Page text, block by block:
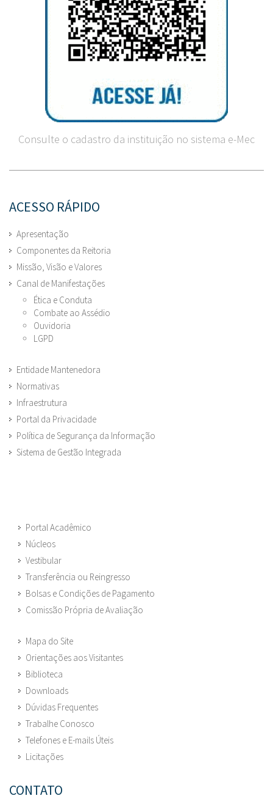
Consulte o cadastro da instituição no sistema e-Mec
ACESSO RÁPIDO
Apresentação
Componentes da Reitoria
Missão, Visão e Valores
Canal de Manifestações
Ética e Conduta
Combate ao Assédio
Ouvidoria
LGPD
Entidade Mantenedora
Normativas
Infraestrutura
Portal da Privacidade
Política de Segurança da Informação
Sistema de Gestão Integrada
Portal Acadêmico
Núcleos
Vestibular
Transferência ou Reingresso
Bolsas e Condições de Pagamento
Comissão Própria de Avaliação
Mapa do Site
Orientações aos Visitantes
Biblioteca
Downloads
Dúvidas Frequentes
Trabalhe Conosco
Telefones e E-mails Úteis
Licitações
CONTATO